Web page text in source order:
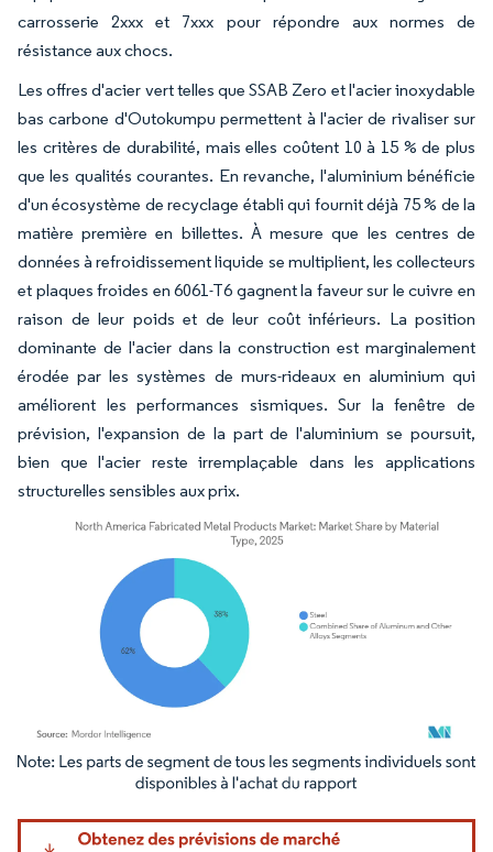
carrosserie 2xxx et 7xxx pour répondre aux normes de
résistance aux chocs.
Les offres d'acier vert telles que SSAB Zero et l'acier inoxydable
bas carbone d'Outokumpu permettent à l'acier de rivaliser sur
les critères de durabilité, mais elles coûtent 10 à 15 % de plus
que les qualités courantes. En revanche, l'aluminium bénéficie
d'un écosystème de recyclage établi qui fournit déjà 75 % de la
matière première en billettes. À mesure que les centres de
données à refroidissement liquide se multiplient, les collecteurs
et plaques froides en 6061-T6 gagnent la faveur sur le cuivre en
raison de leur poids et de leur coût inférieurs. La position
dominante de l'acier dans la construction est marginalement
érodée par les systèmes de murs-rideaux en aluminium qui
améliorent les performances sismiques. Sur la fenêtre de
prévision, l'expansion de la part de l'aluminium se poursuit,
bien que l'acier reste irremplaçable dans les applications
structurelles sensibles aux prix.
Image © Mordor Intelligence. La réutilisation nécessite une attribution sous CC BY